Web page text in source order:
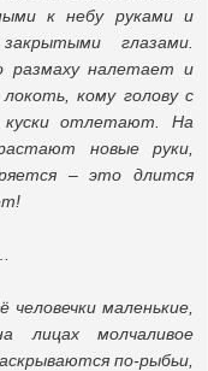
к небу руками и
глазами.
размаху налетает и
кому голову с
куски отлетают. На
новые руки,
– это длится
маленькие,
лицах молчаливое
по-рыбьи,